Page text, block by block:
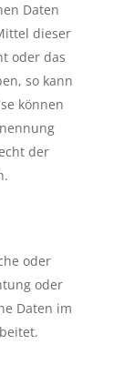
Daten
dieser
oder das
so kann
können
der
oder
oder
Daten im